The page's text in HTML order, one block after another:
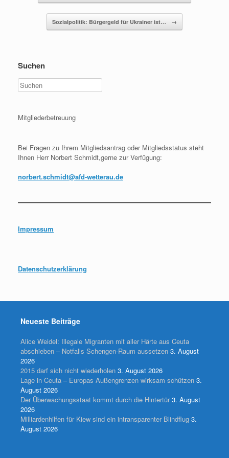
Sozialpolitik: Bürgergeld für Ukrainer ist… →
Suchen
Mitgliederbetreuung
Bei Fragen zu Ihrem Mitgliedsantrag oder Mitgliedsstatus steht
Ihnen Herr Norbert Schmidt,gerne zur Verfügung:
norbert.schmidt@afd-wetterau.de
Impressum
Datenschutzerklärung
Neueste Beiträge
Alice Weidel: Illegale Migranten mit aller Härte aus Ceuta
abschieben – Notfalls Schengen-Raum aussetzen 3. August
2026
2015 darf sich nicht wiederholen 3. August 2026
Lage in Ceuta – Europas Außengrenzen wirksam schützen 3.
August 2026
Der Überwachungsstaat kommt durch die Hintertür 3. August
2026
Milliardenhilfen für Kiew sind ein intransparenter Blindflug 3.
August 2026